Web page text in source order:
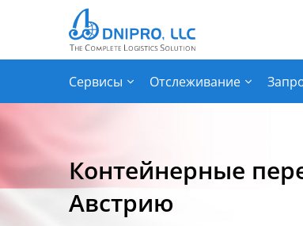
Контейнерные
Австрию
Сервисы Отслеживание